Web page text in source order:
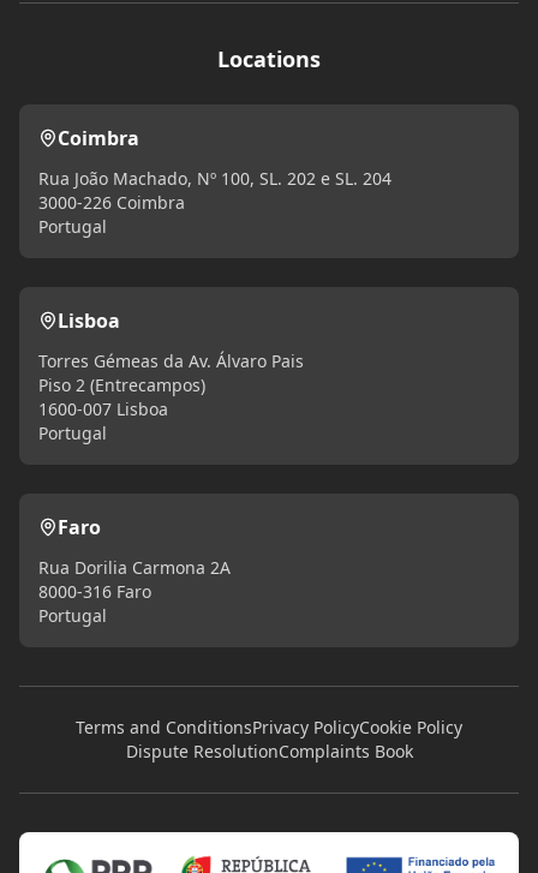
Locations
Coimbra
Rua João Machado, Nº 100, SL. 202 e SL. 204
3000-226 Coimbra
Portugal
Lisboa
Torres Gémeas da Av. Álvaro Pais
Piso 2 (Entrecampos)
1600-007 Lisboa
Portugal
Faro
Rua Dorilia Carmona 2A
8000-316 Faro
Portugal
Terms and ConditionsPrivacy PolicyCookie Policy
Dispute ResolutionComplaints Book